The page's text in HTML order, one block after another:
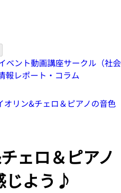
ベント動画講座サークル（社会
報レポート・コラム
オリン&チェロ＆ピアノの音色
ェロ＆ピアノ
じよう♪